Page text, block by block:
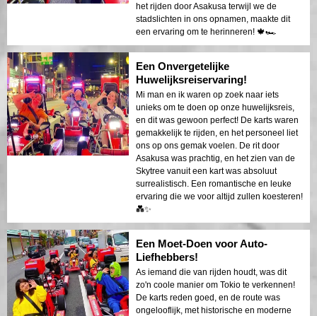
het rijden door Asakusa terwijl we de
stadslichten in ons opnamen, maakte dit
een ervaring om te herinneren! 🍁🏎
Een Onvergetelijke
Huwelijksreiservaring!
Mi man en ik waren op zoek naar iets
unieks om te doen op onze huwelijksreis,
en dit was gewoon perfect! De karts waren
gemakkelijk te rijden, en het personeel liet
ons op ons gemak voelen. De rit door
Asakusa was prachtig, en het zien van de
Skytree vanuit een kart was absoluut
surrealistisch. Een romantische en leuke
ervaring die we voor altijd zullen koesteren!
💑✨
Een Moet-Doen voor Auto-
Liefhebbers!
As iemand die van rijden houdt, was dit
zo'n coole manier om Tokio te verkennen!
De karts reden goed, en de route was
ongelooflijk, met historische en moderne